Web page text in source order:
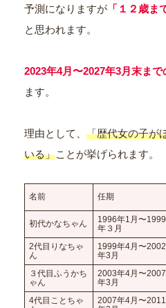
予測になりますが 「１２歳
と思われます。
2023年4月〜2027年3月末まで
ます。
理由として、 「歴代女の子が
いる」ことが挙げられます。
名前 任期
初代かなちゃん
1996年1月〜1999
年３月
2代目りなちゃ
ん
1999年4月〜2002
年3月
３代目ふうかち
ゃん
2003年4月〜2007
年3月
4代目ことちゃ
2007年4月〜2011